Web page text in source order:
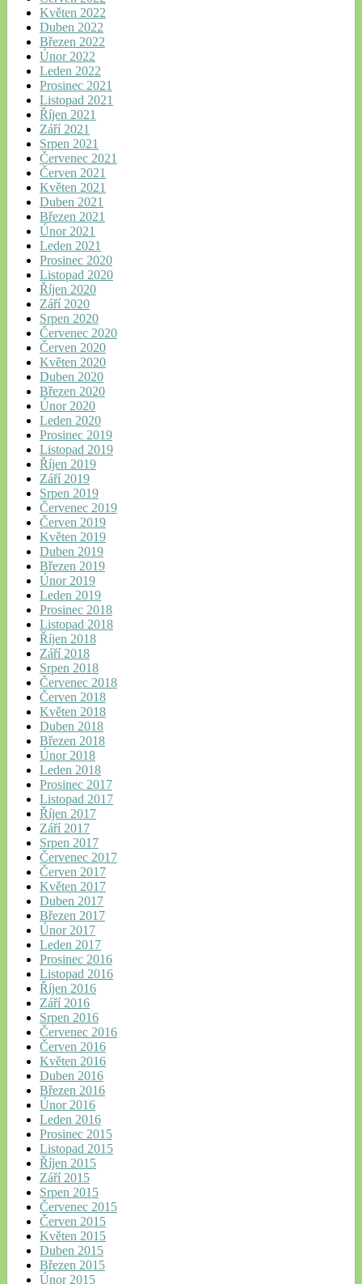
Květen 2022
Duben 2022
Březen 2022
Únor 2022
Leden 2022
Prosinec 2021
Listopad 2021
Říjen 2021
Září 2021
Srpen 2021
Červenec 2021
Červen 2021
Květen 2021
Duben 2021
Březen 2021
Únor 2021
Leden 2021
Prosinec 2020
Listopad 2020
Říjen 2020
Září 2020
Srpen 2020
Červenec 2020
Červen 2020
Květen 2020
Duben 2020
Březen 2020
Únor 2020
Leden 2020
Prosinec 2019
Listopad 2019
Říjen 2019
Září 2019
Srpen 2019
Červenec 2019
Červen 2019
Květen 2019
Duben 2019
Březen 2019
Únor 2019
Leden 2019
Prosinec 2018
Listopad 2018
Říjen 2018
Září 2018
Srpen 2018
Červenec 2018
Červen 2018
Květen 2018
Duben 2018
Březen 2018
Únor 2018
Leden 2018
Prosinec 2017
Listopad 2017
Říjen 2017
Září 2017
Srpen 2017
Červenec 2017
Červen 2017
Květen 2017
Duben 2017
Březen 2017
Únor 2017
Leden 2017
Prosinec 2016
Listopad 2016
Říjen 2016
Září 2016
Srpen 2016
Červenec 2016
Červen 2016
Květen 2016
Duben 2016
Březen 2016
Únor 2016
Leden 2016
Prosinec 2015
Listopad 2015
Říjen 2015
Září 2015
Srpen 2015
Červenec 2015
Červen 2015
Květen 2015
Duben 2015
Březen 2015
Únor 2015